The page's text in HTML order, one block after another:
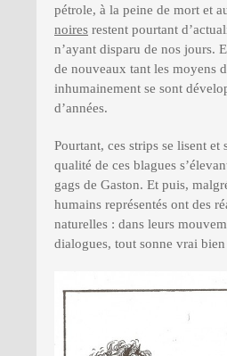
pétrole, à la peine de mort et
noires restent pourtant
n’ayant disparu de nos jours.
de nouveaux tant les moyens
inhumainement se sont
d’années.
Pourtant, ces strips se lisent et
qualité de ces blagues
gags de Gaston. Et puis,
humains représentés ont des
naturelles : dans leurs
dialogues, tout sonne vrai